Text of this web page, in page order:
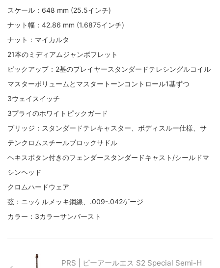
スケール：648 mm (25.5インチ)
ナット幅：42.86 mm (1.6875インチ)
ナット：マイカルタ
21本のミディアムジャンボフレット
ピックアップ：2基のプレイヤースタンダードテレシングルコイル
マスターボリュームとマスタートーンコントロール1基ずつ
3ウェイスイッチ
3プライのホワイトピックガード
ブリッジ：スタンダードテレキャスター、ボディスルー仕様、サ
テンクロムスチールブロックサドル
ヘキスボタン付きのフェンダースタンダードキャスト/シールドマ
シンヘッド
クロムハードウェア
弦：ニッケルメッキ鋼線、.009-.042ゲージ
カラー：3カラーサンバースト
PRS | ピーアールエス S2 Special Semi-H